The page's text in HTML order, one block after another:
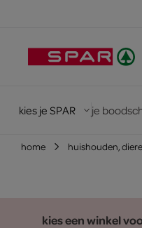
kies je SPAR je
home huishouden,
kies een winkel